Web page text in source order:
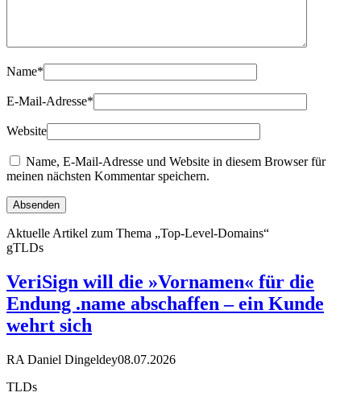
Name*
E-Mail-Adresse*
Website
Name, E-Mail-Adresse und Website in diesem Browser für
meinen nächsten Kommentar speichern.
Aktuelle Artikel zum Thema „Top-Level-Domains“
gTLDs
VeriSign will die »Vornamen« für die
Endung .name abschaffen – ein Kunde
wehrt sich
RA Daniel Dingeldey08.07.2026
TLDs